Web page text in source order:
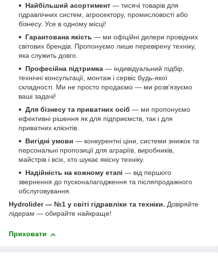
Найбільший асортимент — тисячі товарів для
гідравлічних систем, агросектору, промисловості або
бізнесу. Усе в одному місці!
Гарантована якість — ми офіційні дилери провідних
світових брендів. Пропонуємо лише перевірену техніку,
яка служить довго.
Професійна підтримка — індивідуальний підбір,
технічні консультації, монтаж і сервіс будь-якої
складності. Ми не просто продаємо — ми розв’язуємо
ваші задачі!
Для бізнесу та приватних осіб — ми пропонуємо
ефективні рішення як для підприємств, так і для
приватних клієнтів.
Вигідні умови — конкурентні ціни, системи знижок та
персональні пропозиції для аграріїв, виробників,
майстрів і всіх, хто шукає якісну техніку.
Надійність на кожному етапі — від першого
звернення до пусконалагодження та післяпродажного
обслуговування.
Hydrolider — №1 у світі гідравліки та техніки. Довіряйте
лідерам — обирайте найкраще!
Приховати